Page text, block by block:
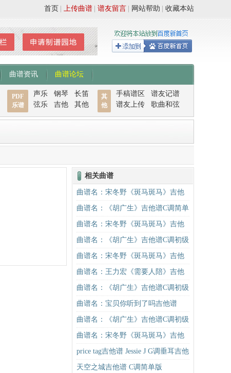
收藏本站
网站帮助
谱友留言
上传曲谱
首页
曲谱资讯 曲谱论坛
PDF
乐谱
声乐 钢琴
长笛
弦乐
吉他 其他
其
他
手稿谱区
谱友记谱
谱友上传
歌曲和弦
相关曲谱
曲谱名：宋冬野《斑马斑马》吉他
谱C调简单版（酷音小伟吉他教学）
吉他谱
曲谱名：《胡广生》吉他谱C调简单
版（酷音小伟吉他弹唱教学）吉他
谱
曲谱名：宋冬野《斑马斑马》吉他
谱G调初级进阶版（酷音小伟吉他教
学）吉他谱
曲谱名：《胡广生》吉他谱C调初级
进阶版（酷音小伟吉他弹唱教学）
吉他谱
曲谱名：宋冬野《斑马斑马》吉他
谱C调简单版（酷音小伟吉他教学）
吉他谱
曲谱名：王力宏《需要人陪》吉他
谱C调原版（酷音小伟吉他教学）吉
他谱
曲谱名：《胡广生》吉他谱C调初级
进阶版（酷音小伟吉他弹唱教学）
吉他谱
曲谱名：宝贝你听到了吗吉他谱
曲谱名：《胡广生》吉他谱C调初级
进阶版（酷音小伟吉他弹唱教学）
吉他谱
曲谱名：宋冬野《斑马斑马》吉他
谱C调简单版（酷音小伟吉他教学）
吉他谱
price tag吉他谱 Jessie J G调垂耳吉他
版
天空之城吉他谱 C调简单版